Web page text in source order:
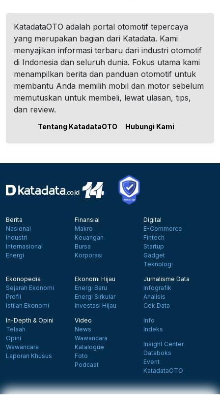
KatadataOTO adalah portal otomotif tepercaya
yang merupakan bagian dari Katadata. Kami
menyajikan informasi terbaru dari industri otomotif
di Indonesia dan seluruh dunia. Fokus utama kami
menampilkan berita dan panduan otomotif untuk
membantu Anda memilih mobil dan motor sebelum
memutuskan untuk membeli, lewat ulasan, tips,
dan review.
Tentang KatadataOTO Hubungi Kami
Berita
Nasional
Industri
Internasional
Energi
Finansial
Makro
Keuangan
Bursa
Korporasi
Digital
E-Commerce
Fintech
Startup
Gadget
Teknologi
Ekonopedia
Sejarah Ekonomi
Profil
Istilah Ekonomi
Ekonomi Hijau
Energi Baru
Energi Sirkular
Investasi Hijau
Jurnalisme Data
Infografik
Analisis
Cek Data
In-Depth & Opini
Telaah
Opini
Wawancara
Laporan Khusus
Video
News
Wawancara
Katalogue
Foto
Podcast
Info
Indeks
Insight Center
Databoks
Event
KatadataOTO